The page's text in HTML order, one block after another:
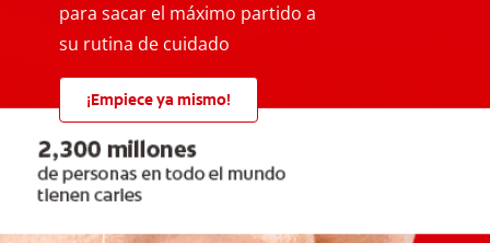
para sacar el máximo partido a
su rutina de cuidado
¡Empiece ya mismo!